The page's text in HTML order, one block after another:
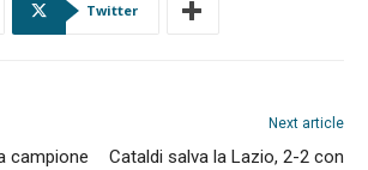
Twitter
campione
Next article
Cataldi salva la Lazio, 2-2 con